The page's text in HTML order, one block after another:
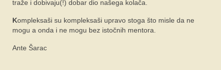
traže i dobivaju(!) dobar dio našega kolača.
Kompleksaši su kompleksaši upravo stoga što misle da ne
mogu a onda i ne mogu bez istočnih mentora.
Ante Šarac